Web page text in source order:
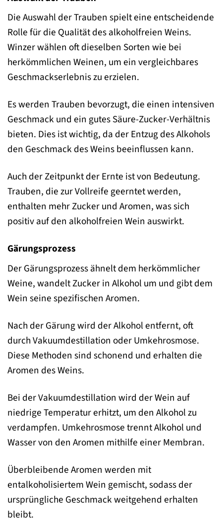
Die Auswahl der Trauben spielt eine entscheidende
Rolle für die Qualität des alkoholfreien Weins.
Winzer wählen oft dieselben Sorten wie bei
herkömmlichen Weinen, um ein vergleichbares
Geschmackserlebnis zu erzielen.
Es werden Trauben bevorzugt, die einen intensiven
Geschmack und ein gutes Säure-Zucker-Verhältnis
bieten. Dies ist wichtig, da der Entzug des Alkohols
den Geschmack des Weins beeinflussen kann.
Auch der Zeitpunkt der Ernte ist von Bedeutung.
Trauben, die zur Vollreife geerntet werden,
enthalten mehr Zucker und Aromen, was sich
positiv auf den alkoholfreien Wein auswirkt.
Gärungsprozess
Der Gärungsprozess ähnelt dem herkömmlicher
Weine, wandelt Zucker in Alkohol um und gibt dem
Wein seine spezifischen Aromen.
Nach der Gärung wird der Alkohol entfernt, oft
durch Vakuumdestillation oder Umkehrosmose.
Diese Methoden sind schonend und erhalten die
Aromen des Weins.
Bei der Vakuumdestillation wird der Wein auf
niedrige Temperatur erhitzt, um den Alkohol zu
verdampfen. Umkehrosmose trennt Alkohol und
Wasser von den Aromen mithilfe einer Membran.
Überbleibende Aromen werden mit
entalkoholisiertem Wein gemischt, sodass der
ursprüngliche Geschmack weitgehend erhalten
bleibt.